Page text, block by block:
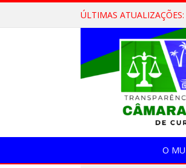
ÚLTIMAS ATUALIZAÇÕES:
O